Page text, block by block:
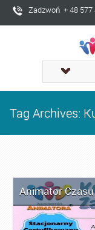
Zadzwoń + 48 577
Tag Archives:
Animator